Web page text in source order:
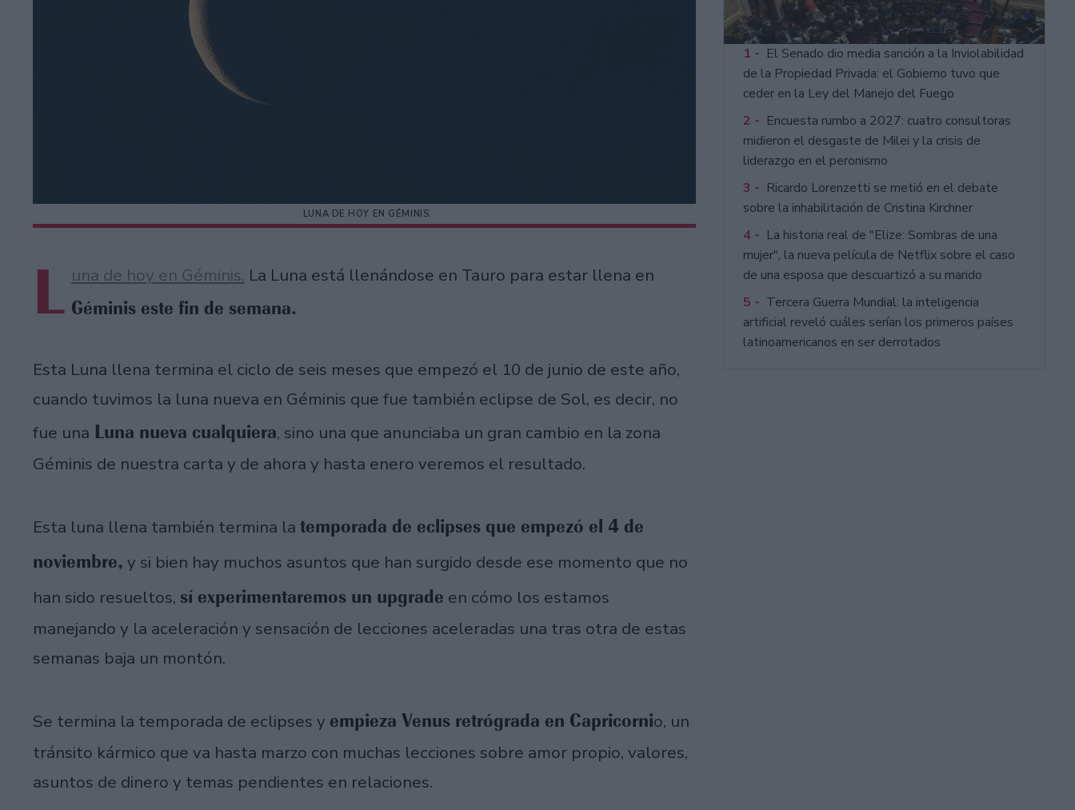
LUNA DE HOY EN GÉMINIS.
L una de hoy en Géminis. La Luna está llenándose en Tauro para estar llena en
Géminis este fin de semana.
Esta Luna llena termina el ciclo de seis meses que empezó el 10 de junio de este año,
cuando tuvimos la luna nueva en Géminis que fue también eclipse de Sol, es decir, no
fue una Luna nueva cualquiera, sino una que anunciaba un gran cambio en la zona
Géminis de nuestra carta y de ahora y hasta enero veremos el resultado.
Esta luna llena también termina la temporada de eclipses que empezó el 4 de
noviembre, y si bien hay muchos asuntos que han surgido desde ese momento que no
han sido resueltos, sí experimentaremos un upgrade en cómo los estamos
manejando y la aceleración y sensación de lecciones aceleradas una tras otra de estas
semanas baja un montón.
Se termina la temporada de eclipses y empieza Venus retrógrada en Capricornio, un
tránsito kármico que va hasta marzo con muchas lecciones sobre amor propio, valores,
asuntos de dinero y temas pendientes en relaciones.
1 - El Senado dio media sanción a la Inviolabilidad
de la Propiedad Privada: el Gobierno tuvo que
ceder en la Ley del Manejo del Fuego
2 - Encuesta rumbo a 2027: cuatro consultoras
midieron el desgaste de Milei y la crisis de
liderazgo en el peronismo
3 - Ricardo Lorenzetti se metió en el debate
sobre la inhabilitación de Cristina Kirchner
4 - La historia real de "Elize: Sombras de una
mujer", la nueva película de Netflix sobre el caso
de una esposa que descuartizó a su marido
5 - Tercera Guerra Mundial: la inteligencia
artificial reveló cuáles serían los primeros países
latinoamericanos en ser derrotados